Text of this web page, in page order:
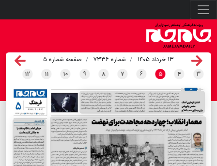
۱۳ خرداد ۱۴۰۵ شماره ۷۳۳۶
صفحه شماره ۵
۳ ۴ ۵ ۶ ۷ ۸ ۹ ۱۰ ۱۱ ۱۲